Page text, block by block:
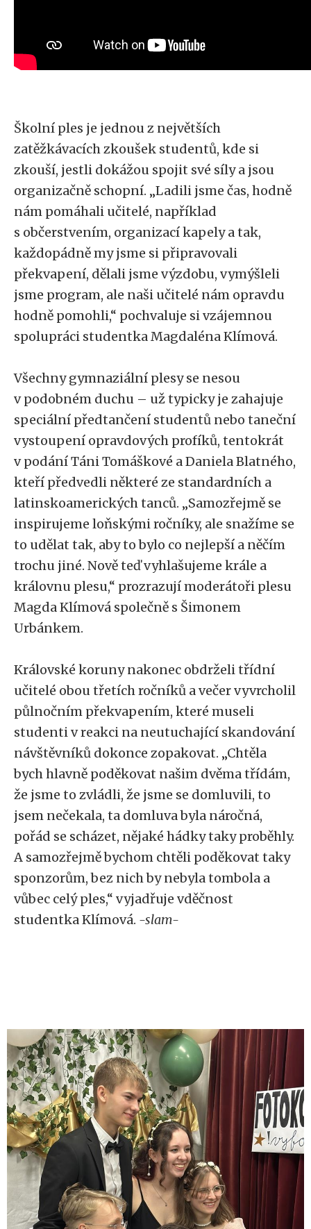
Školní ples je jednou z největších
zatěžkávacích zkoušek studentů, kde si
zkouší, jestli dokážou spojit své síly a jsou
organizačně schopní. „Ladili jsme čas, hodně
nám pomáhali učitelé, například
s občerstvením, organizací kapely a tak,
každopádně my jsme si připravovali
překvapení, dělali jsme výzdobu, vymýšleli
jsme program, ale naši učitelé nám opravdu
hodně pomohli,“ pochvaluje si vzájemnou
spolupráci studentka Magdaléna Klímová.
Všechny gymnaziální plesy se nesou
v podobném duchu – už typicky je zahajuje
speciální předtančení studentů nebo taneční
vystoupení opravdových profíků, tentokrát
v podání Táni Tomáškové a Daniela Blatného,
kteří předvedli některé ze standardních a
latinskoamerických tanců. „Samozřejmě se
inspirujeme loňskými ročníky, ale snažíme se
to udělat tak, aby to bylo co nejlepší a něčím
trochu jiné. Nově teď vyhlašujeme krále a
královnu plesu,“ prozrazují moderátoři plesu
Magda Klímová společně s Šimonem
Urbánkem.
Královské koruny nakonec obdrželi třídní
učitelé obou třetích ročníků a večer vyvrcholil
půlnočním překvapením, které museli
studenti v reakci na neutuchající skandování
návštěvníků dokonce zopakovat. „Chtěla
bych hlavně poděkovat našim dvěma třídám,
že jsme to zvládli, že jsme se domluvili, to
jsem nečekala, ta domluva byla náročná,
pořád se scházet, nějaké hádky taky proběhly.
A samozřejmě bychom chtěli poděkovat taky
sponzorům, bez nich by nebyla tombola a
vůbec celý ples,“ vyjadřuje vděčnost
studentka Klímová. -slam-